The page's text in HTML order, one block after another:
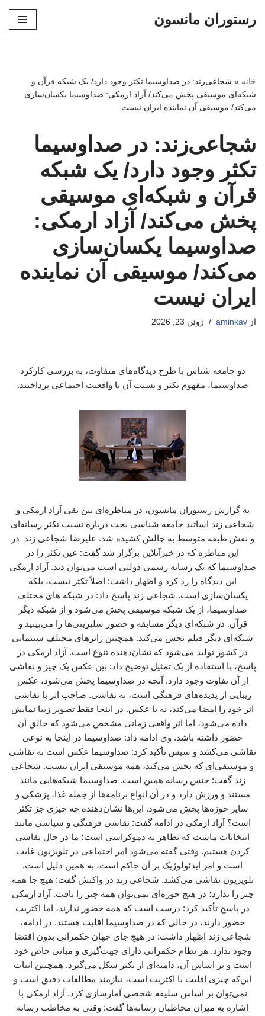
رستوران مانسون
خانه » شجاعی‌زند: در صداوسیما تکثر وجود دارد/ یک شبکه‌ قرآن و
شبکه‌ای موسیقی پخش می‌کند/ آزاد ارمکی: صداوسیما یکسان‌سازی
می‌کند/ موسیقی آن نماینده ایران نیست
شجاعی‌زند: در صداوسیما
تکثر وجود دارد/ یک شبکه‌
قرآن و شبکه‌ای موسیقی
پخش می‌کند/ آزاد ارمکی:
صداوسیما یکسان‌سازی
می‌کند/ موسیقی آن نماینده
ایران نیست
از aminkav ژوئن 23, 2026
دو جامعه شناس با طرح دیدگاه‌های متفاوت، به بررسی کارکرد
صداوسیما، مفهوم تکثر و نسبت آن با واقعیت اجتماعی پرداختند.
به گزارش رستوران مانسون، در مناظره‌ای بین تقی آزاد ارمکی و
شجاعی زند اساتید جامعه شناسی بحث درباره نسبت تکثر رسانه‌ای
و نقش طبقه متوسط به چالش کشیده شد. علیرضا شجاعی زند در
این مناظره که در خبرآنلاین برگزار شد گفت: عین تکثر را در
صداوسیما که یک رسانه رسمی دولتی است می‌توان دید. آزاد ارمکی
این دیدگاه را رد کرد و اظهار داشت: اصلاً تکثر نیست، بلکه
یکسان‌سازی است. شجاعی زند پاسخ داد: در شبکه های مختلف
صداوسیما، از یک شبکه موسیقی پخش می‌شود و از شبکه دیگر
قرآن. در شبکه‌ای دیگر مسابقه و حضور سلبریتی‌ها را می‌بینید و
شبکه‌ای دیگر فیلم پخش می‌کند. همچنین ژانرهای مختلف سینمایی
در کشور تولید می‌شود که نشان‌دهنده تنوع است. آزاد ارمکی در
پاسخ، با استفاده از یک تمثیل توضیح داد: بین عکس یک چیز و نقاشی
از آن تفاوت وجود دارد. آنچه در صداوسیما پخش می‌شود، عکس
زیبایی از پدیده‌های فرهنگی است، نه نقاشی. صاحب اثر با نقاشی
اثر خود را امضا می‌کند، نه با عکس. در اینجا فقط تصویر زیبا نمایش
داده می‌شود، اما اثر واقعی زمانی مشخص می‌شود که خالق آن
حضور داشته باشد. وی ادامه داد: صداوسیما در اینجا به نوعی
نقاشی می‌کشد و سپس تأکید کرد: صداوسیما عکس است نه نقاشی
و موسیقی‌ای که پخش می‌کند، همه موسیقی ایران نیست. شجاعی
زند گفت: جنس رسانه همین است. صداوسیما شبکه‌هایی مانند
مستند و ورزش دارد و در آن انواع برنامه‌ها از جمله غذا، پزشکی و
سایر حوزه‌ها پخش می‌شود. این‌ها نشان‌دهنده چه چیزی جز تکثر
است؟ آزاد ارمکی در ادامه گفت: نقاشی فرهنگی و سیاسی مانند
انتخابات ماست که تظاهر به دموکراسی است؛ ما در حال نقاشی
کردن هستیم. وقتی گفته می‌شود امر اجتماعی در تلویزیون غایب
است و امر ایدئولوژیک بر آن حاکم است، به همین دلیل است.
تلویزیون نقاشی می‌کشد. شجاعی زند در واکنش گفت: هیچ جا همه
چیز را ندارد؛ در هیچ حوزه‌ای نمی‌توان همه چیز را یافت. آزاد ارمکی
در پاسخ تأکید کرد: درست است که همه حضور ندارند، اما اکثریت
حضور دارند، در حالی که در صداوسیما اقلیت هستند. در ادامه،
شجاعی زند اظهار داشت: در هیچ جای جهان حکمرانی بدون اقتضا
وجود ندارد. هر نظام حکمرانی دارای جهت‌گیری و مبانی خاص خود
است و بر اساس آن، دامنه‌ای از تکثر شکل می‌گیرد. همچنین اثبات
این‌که چیزی اقلیت یا اکثریت است، نیازمند مطالعات دقیق است و
نمی‌توان بر اساس سلیقه شخصی آمارسازی کرد. آزاد ارمکی با
اشاره به میزان مخاطبان رسانه‌ها گفت: وقتی به مخاطب رسانه